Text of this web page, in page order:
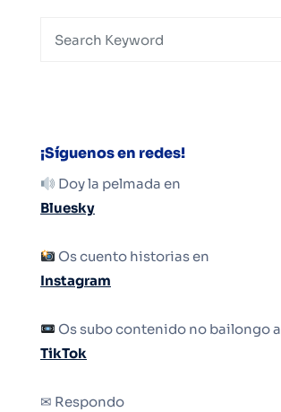
¡Síguenos en redes!
Doy la pelmada en
Bluesky
Os cuento historias en
Instagram
Os subo contenido no bailongo a
TikTok
✉ Respondo